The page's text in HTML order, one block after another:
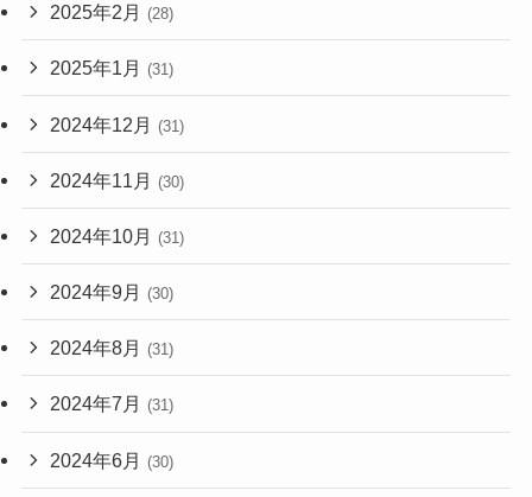
2025年2月 (28)
2025年1月 (31)
2024年12月 (31)
2024年11月 (30)
2024年10月 (31)
2024年9月 (30)
2024年8月 (31)
2024年7月 (31)
2024年6月 (30)